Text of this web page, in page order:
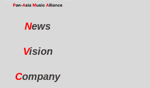
News
Vision
Company